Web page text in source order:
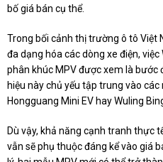
bố giá bán cụ thể.
Trong bối cảnh thị trường ô tô Việt
đa dạng hóa các dòng xe điện,
phân khúc MPV được xem là bước
hiệu này chủ yếu tập trung vào
Hongguang Mini EV hay Wuling
Dù vậy, khả năng cạnh tranh thực
vẫn sẽ phụ thuộc đáng kể vào giá